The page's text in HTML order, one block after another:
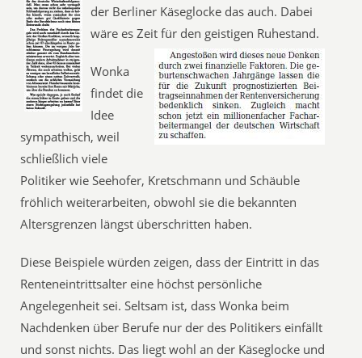
der Berliner Käseglocke das auch. Dabei
wäre es Zeit für den geistigen Ruhestand.
Wonka
findet die
Idee
sympathisch, weil
schließlich viele
Politiker wie Seehofer, Kretschmann und Schäuble
fröhlich weiterarbeiten, obwohl sie die bekannten
Altersgrenzen längst überschritten haben.
Diese Beispiele würden zeigen, dass der Eintritt in das
Renteneintrittsalter eine höchst persönliche
Angelegenheit sei. Seltsam ist, dass Wonka beim
Nachdenken über Berufe nur der des Politikers einfällt
und sonst nichts. Das liegt wohl an der Käseglocke und